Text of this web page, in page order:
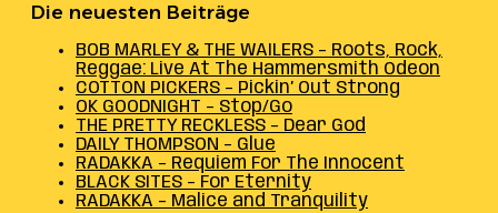
Die neuesten Beiträge
BOB MARLEY & THE WAILERS – Roots, Rock,
Reggae: Live At The Hammersmith Odeon
COTTON PICKERS – Pickin’ Out Strong
OK GOODNIGHT – Stop/Go
THE PRETTY RECKLESS – Dear God
DAILY THOMPSON – Glue
RADAKKA – Requiem For The Innocent
BLACK SITES – For Eternity
RADAKKA – Malice and Tranquility